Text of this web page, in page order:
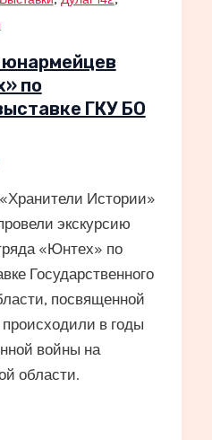
юнармейцев
по
ГКУ БО
Истории»
экскурсию
«Юнтех» по
Государственного
посвященной
в годы
войны на
области.